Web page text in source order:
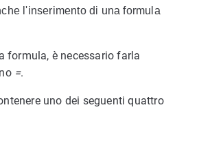
l'inserimento di una formula
formula, è necessario farla
=.
uno dei seguenti quattro